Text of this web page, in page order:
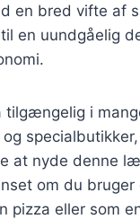
en bred vifte af
en uundgåelig
tilgængelig i
at nyde denne
om du bruger
pizza eller som